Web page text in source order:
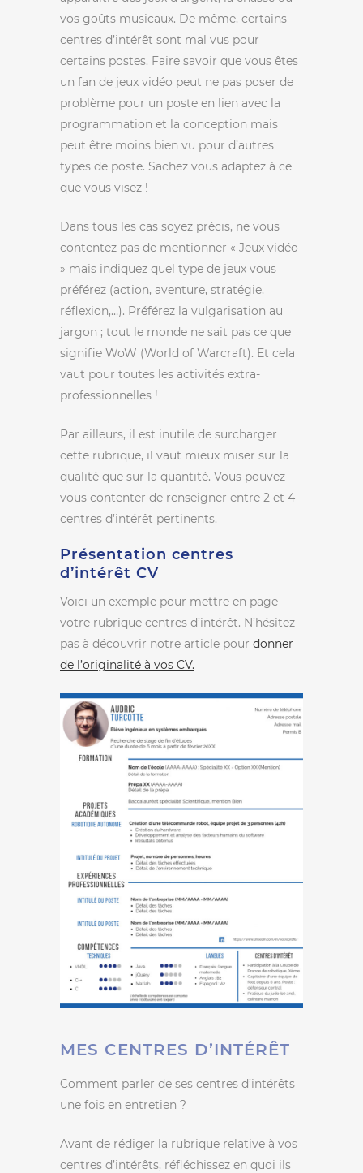
vos goûts musicaux. De même, certains
centres d’intérêt sont mal vus pour
certains postes. Faire savoir que vous êtes
un fan de jeux vidéo peut ne pas poser de
problème pour un poste en lien avec la
programmation et la conception mais
peut être moins bien vu pour d’autres
types de poste. Sachez vous adaptez à ce
que vous visez !
Dans tous les cas soyez précis, ne vous
contentez pas de mentionner « Jeux vidéo
» mais indiquez quel type de jeux vous
préférez (action, aventure, stratégie,
réflexion,…). Préférez la vulgarisation au
jargon ; tout le monde ne sait pas ce que
signifie WoW (World of Warcraft). Et cela
vaut pour toutes les activités extra-
professionnelles !
Par ailleurs, il est inutile de surcharger
cette rubrique, il vaut mieux miser sur la
qualité que sur la quantité. Vous pouvez
vous contenter de renseigner entre 2 et 4
centres d’intérêt pertinents.
Présentation centres
d’intérêt CV
Voici un exemple pour mettre en page
votre rubrique centres d’intérêt. N’hésitez
pas à découvrir notre article pour donner
de l’originalité à vos CV.
MES CENTRES D’INTÉRÊT
Comment parler de ses centres d’intérêts
une fois en entretien ?
Avant de rédiger la rubrique relative à vos
centres d’intérêts, réfléchissez en quoi ils